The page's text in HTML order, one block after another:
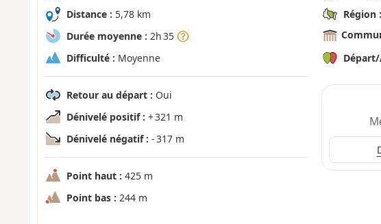
Distance : 5,78 km
Durée moyenne : 2h 35
Difficulté : Moyenne
Retour au départ : Oui
Dénivelé positif : + 321 m
Dénivelé négatif : - 317 m
Point haut : 425 m
Point bas : 244 m
Région :